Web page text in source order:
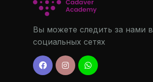
Вы можете следить за нами в
социальных сетях